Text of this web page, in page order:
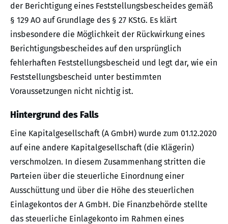
der Berichtigung eines Feststellungsbescheides gemäß
§ 129 AO auf Grundlage des § 27 KStG. Es klärt
insbesondere die Möglichkeit der Rückwirkung eines
Berichtigungsbescheides auf den ursprünglich
fehlerhaften Feststellungsbescheid und legt dar, wie ein
Feststellungsbescheid unter bestimmten
Voraussetzungen nicht nichtig ist.
Hintergrund des Falls
Eine Kapitalgesellschaft (A GmbH) wurde zum 01.12.2020
auf eine andere Kapitalgesellschaft (die Klägerin)
verschmolzen. In diesem Zusammenhang stritten die
Parteien über die steuerliche Einordnung einer
Ausschüttung und über die Höhe des steuerlichen
Einlagekontos der A GmbH. Die Finanzbehörde stellte
das steuerliche Einlagekonto im Rahmen eines